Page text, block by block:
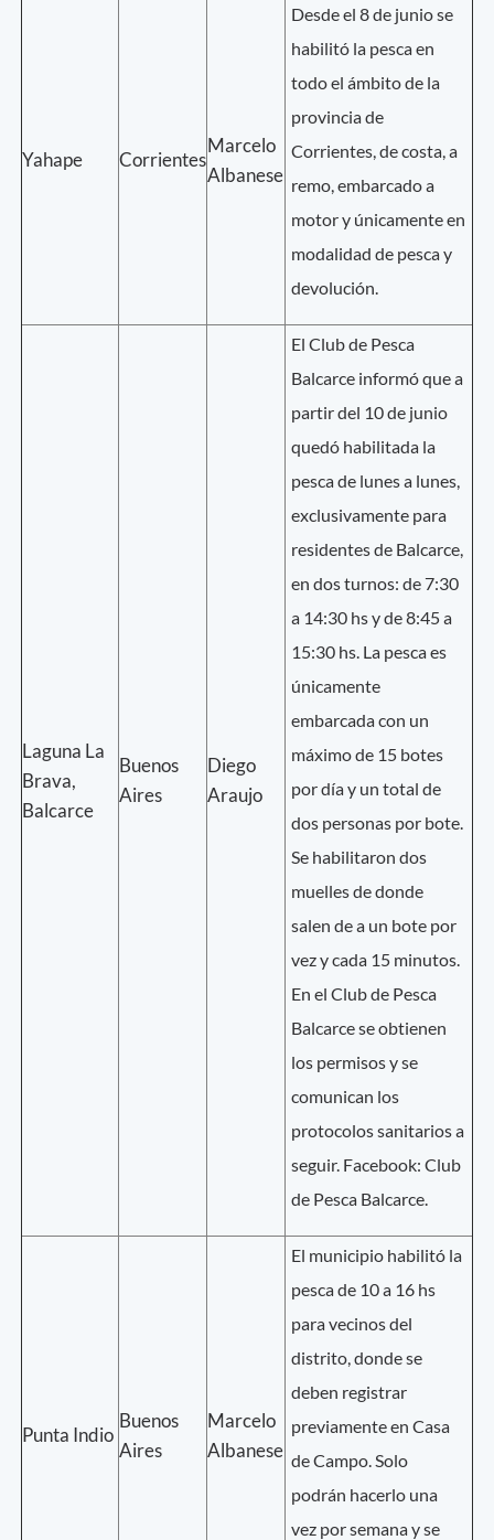
Yahape Corrientes
Marcelo
Albanese
Desde el 8 de junio se
habilitó la pesca en
todo el ámbito de la
provincia de
Corrientes, de costa, a
remo, embarcado a
motor y únicamente en
modalidad de pesca y
devolución.
Laguna La
Brava,
Balcarce
Buenos
Aires
Diego
Araujo
El Club de Pesca
Balcarce informó que a
partir del 10 de junio
quedó habilitada la
pesca de lunes a lunes,
exclusivamente para
residentes de Balcarce,
en dos turnos: de 7:30
a 14:30 hs y de 8:45 a
15:30 hs. La pesca es
únicamente
embarcada con un
máximo de 15 botes
por día y un total de
dos personas por bote.
Se habilitaron dos
muelles de donde
salen de a un bote por
vez y cada 15 minutos.
En el Club de Pesca
Balcarce se obtienen
los permisos y se
comunican los
protocolos sanitarios a
seguir. Facebook: Club
de Pesca Balcarce.
Punta Indio
Buenos
Aires
Marcelo
Albanese
El municipio habilitó la
pesca de 10 a 16 hs
para vecinos del
distrito, donde se
deben registrar
previamente en Casa
de Campo. Solo
podrán hacerlo una
vez por semana y se